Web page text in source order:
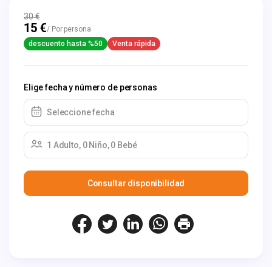
30 €
15 €/ Por persona
descuento hasta %50
Venta rápida
Elige fecha y número de personas
Seleccione fecha
1 Adulto, 0 Niño, 0 Bebé
Consultar disponibilidad